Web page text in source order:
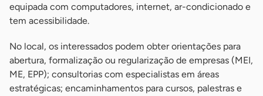
equipada com computadores, internet, ar-condicionado e
tem acessibilidade.
No local, os interessados podem obter orientações para
abertura, formalização ou regularização de empresas (MEI,
ME, EPP); consultorias com especialistas em áreas
estratégicas; encaminhamentos para cursos, palestras e